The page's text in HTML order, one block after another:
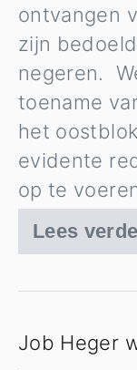
ontvangen
zijn
negeren.
toename
het
evidente
op te
Lees
Job Heger